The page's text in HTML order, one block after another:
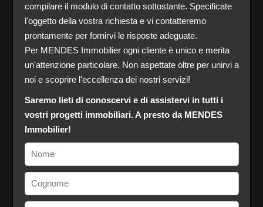
compilare il modulo di contatto sottostante. Specificate
l'oggetto della vostra richiesta e vi contatteremo
prontamente per fornirvi le risposte adeguate.
Per MENDES Immobilier ogni cliente è unico e merita
un'attenzione particolare. Non aspettate oltre per unirvi a
noi e scoprire l'eccellenza dei nostri servizi!
Saremo lieti di conoscervi e di assistervi in tutti i
vostri progetti immobiliari. A presto da MENDES
Immobilier!